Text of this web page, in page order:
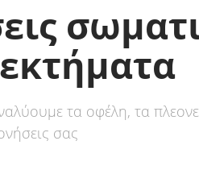
τα οφέλη, τα
σας